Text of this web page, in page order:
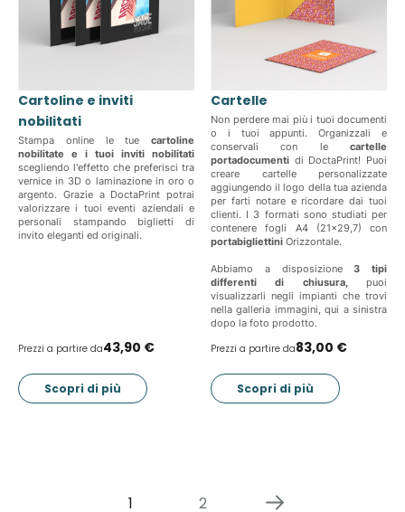
Cartoline e inviti
nobilitati
Stampa online le tue cartoline
nobilitate e i tuoi inviti nobilitati
scegliendo l'effetto che preferisci tra
vernice in 3D o laminazione in oro o
argento. Grazie a DoctaPrint potrai
valorizzare i tuoi eventi aziendali e
personali stampando biglietti di
invito eleganti ed originali.
Prezzi a partire da43,90 €
Scopri di più
Cartelle
Non perdere mai più i tuoi documenti
o i tuoi appunti. Organizzali e
conservali con lecartelle
portadocumenti di DoctaPrint! Puoi
creare cartelle personalizzate
aggiungendo il logo della tua azienda
per farti notare e ricordare dai tuoi
clienti. I 3 formati sono studiati per
contenere fogli A4 (21x29,7) con
portabigliettini Orizzontale.
Abbiamo a disposizione3 tipi
differenti di chiusura, puoi
visualizzarli negli impianti che trovi
nella galleria immagini, qui a sinistra
dopo la foto prodotto.
Prezzi a partire da83,00 €
Scopri di più
1 2